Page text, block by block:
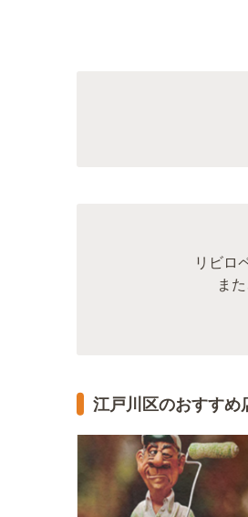
リビロ
ま
江戸川区のおすすめ